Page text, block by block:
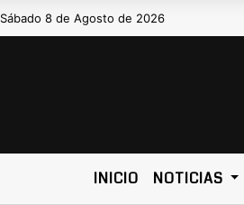
Sábado 8 de Agosto de 2026Hoy es Sábado 8
INICIO NOTICIAS